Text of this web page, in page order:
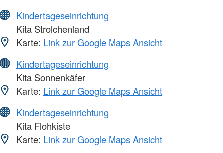
Kindertageseinrichtung
Kita Strolchenland
Karte: Link zur Google Maps Ansicht
Kindertageseinrichtung
Kita Sonnenkäfer
Karte: Link zur Google Maps Ansicht
Kindertageseinrichtung
Kita Flohkiste
Karte: Link zur Google Maps Ansicht